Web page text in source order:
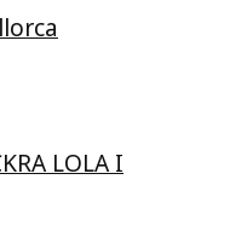
LOLA I